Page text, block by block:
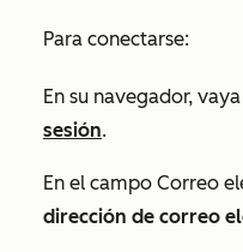
Para conectarse:
En su navegador,
sesión.
En el campo Correo
dirección de correo